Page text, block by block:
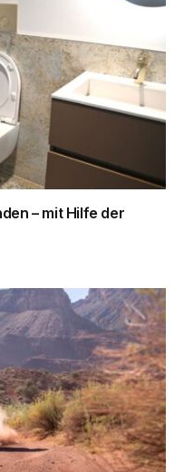
– mit Hilfe der